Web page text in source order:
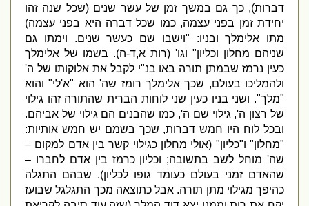
דברות),כך גם במשך זמן של עשר שנים(שכל שנה זהו
יחידת זמן בפני עצמה,כמו שכל דברה היא בפני עצמה)
מתו אלימלך ובניו: " וישבו שם כעשר שנים.וימתו גם
שניהם מחלון וכליון"וגו ' (רות א ד-ה).בשמו של אלימלך
כעין נרמז שבמתן תורה באו בנ"י לקבל את אלוקותו של ה
ולהמליכו בעולם,שכך אלימלך רומז שה'הוא"א 'לי"והוא
מלך".ושני בניו כעין שני לוחות הברית שהתורה זהו גילוי
של רצון ה ',גילוי שם ה ',כמו שהבנים הם גילוי של אביהם.
ובכל לוח היו חמש דברות,שכך בשמם יש חמש אותיות:
מחלון"ו" כליון" (אולי מחלון כגילוי קשר בין אדם למקום –
שה'מוחל לשב בתשובה;וכליון כרמז בין אדם לחברו –
שהאדם זמני בעולם כעומד גופו לכליון).שבהם התגלה
כהיפך מגילוי מתן תורה.אבל כתוצאה מכך התגלגל שבועז